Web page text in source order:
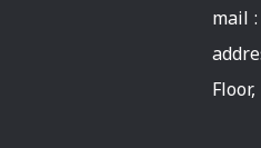
mail :